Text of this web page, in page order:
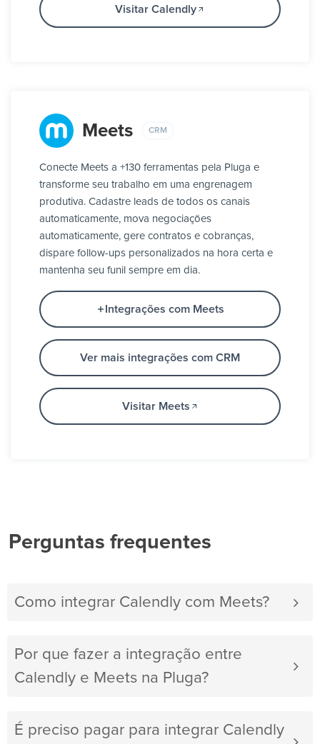
Visitar Calendly
Meets CRM
Conecte Meets a +130 ferramentas pela Pluga e
transforme seu trabalho em uma engrenagem
produtiva. Cadastre leads de todos os canais
automaticamente, mova negociações
automaticamente, gere contratos e cobranças,
dispare follow-ups personalizados na hora certa e
mantenha seu funil sempre em dia.
Integrações com Meets
Ver mais integrações com CRM
Visitar Meets
Perguntas frequentes
Como integrar Calendly com Meets?
Por que fazer a integração entre
Calendly e Meets na Pluga?
É preciso pagar para integrar Calendly